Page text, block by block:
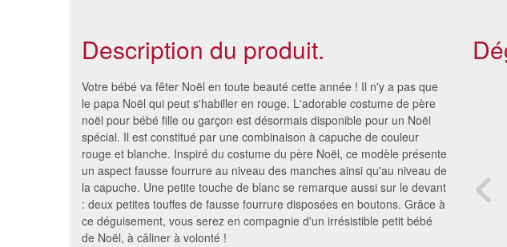
Description du produit.
Votre bébé va fêter Noël en toute beauté cette année ! Il n'y a pas que
le papa Noël qui peut s'habiller en rouge. L'adorable costume de père
noël pour bébé fille ou garçon est désormais disponible pour un Noël
spécial. Il est constitué par une combinaison à capuche de couleur
rouge et blanche. Inspiré du costume du père Noël, ce modèle présente
un aspect fausse fourrure au niveau des manches ainsi qu'au niveau de
la capuche. Une petite touche de blanc se remarque aussi sur le devant
: deux petites touffes de fausse fourrure disposées en boutons. Grâce à
ce déguisement, vous serez en compagnie d'un irrésistible petit bébé
de Noël, à câliner à volonté !